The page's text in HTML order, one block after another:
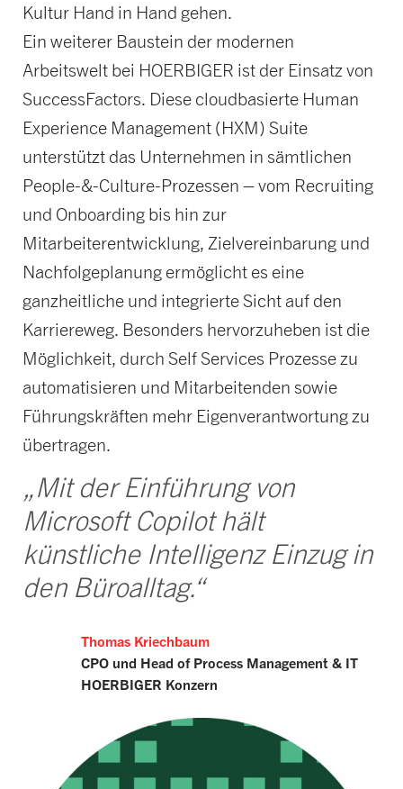
Kultur Hand in Hand gehen.
Ein weiterer Baustein der modernen
Arbeitswelt bei HOERBIGER ist der Einsatz von
SuccessFactors. Diese cloudbasierte Human
Experience Management (HXM) Suite
unterstützt das Unternehmen in sämtlichen
People-&-Culture-Prozessen – vom Recruiting
und Onboarding bis hin zur
Mitarbeiterentwicklung, Zielvereinbarung und
Nachfolgeplanung ermöglicht es eine
ganzheitliche und integrierte Sicht auf den
Karriereweg. Besonders hervorzuheben ist die
Möglichkeit, durch Self Services Prozesse zu
automatisieren und Mitarbeitenden sowie
Führungskräften mehr Eigenverantwortung zu
übertragen.
„Mit der Einführung von
Microsoft Copilot hält
künstliche Intelligenz Einzug in
den Büroalltag.“
Thomas Kriechbaum
CPO und Head of Process Management & IT
HOERBIGER Konzern